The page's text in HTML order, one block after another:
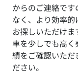
からのご連絡で
なく、より効率
お探しいただけま
車を少しでも高
績をご確認いただ
ださい。